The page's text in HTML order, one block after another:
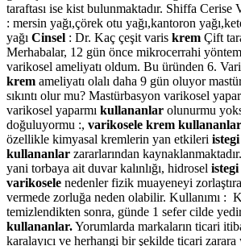
taraftası ise kist bulunmaktadır. Shiffa
: mersin yağı,çörek otu yağı,kantoron
yağı Cinsel : Dr. Kaç çeşit varis krem Çift
Merhabalar, 12 gün önce mikrocerrahi
varikosel ameliyatı oldum. Bu üründen 6.
krem ameliyatı olalı daha 9 gün oluyor
sıkıntı olur mu? Mastürbasyon varikosel
varikosel yaparmı kullananlar olunurmu
doğuluyormu :, varikosele krem kullananlar
özellikle kimyasal kremlerin yan etkileri istegi
kullananlar zararlarından
yani torbaya ait duvar kalınlığı, hidrosel istegi
varikosele nedenler fizik muayeneyi
vermede zorluğa neden olabilir. Kullanımı :
temizlendikten sonra, günde 1 sefer cilde
kullananlar.Yorumlarda markaların ticari
karalayıcı ve herhangi bir şekilde ticari